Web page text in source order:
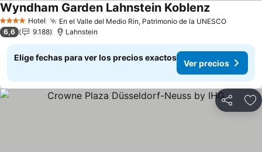
4 EstrellasHotel En el Valle del Medio Rin, Patrimonio de la UNESCO
Wyndham Garden Lahnstein Koblenz
6,6 9.188 Lahnstein
Elige fechas para ver los precios exactos
Ver precios
Compartir